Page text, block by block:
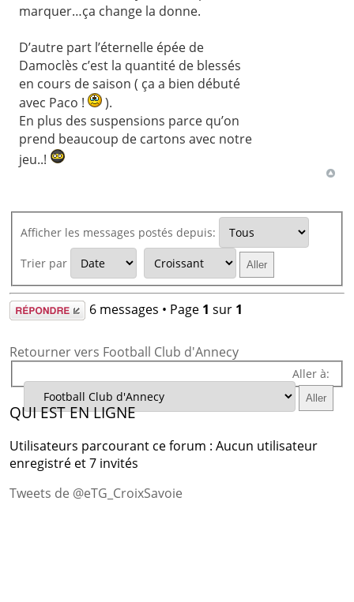
marquer…ça change la donne.
D’autre part l’éternelle épée de
Damoclès c’est la quantité de blessés
en cours de saison ( ça a bien débuté
avec Paco !
).
En plus des suspensions parce qu’on
prend beaucoup de cartons avec notre
jeu..!
Afficher les messages postés depuis:
Trier par
Répondre 6 messages • Page 1 sur 1
Retourner vers Football Club d'Annecy
Aller à:
QUI EST EN LIGNE
Utilisateurs parcourant ce forum : Aucun utilisateur
enregistré et 7 invités
Tweets de @eTG_CroixSavoie